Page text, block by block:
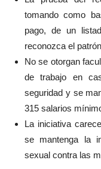
tomando como
pago, de un
reconozca el
No se otorgan
de trabajo en
seguridad y se
315 salarios
La iniciativa
se mantenga la
sexual contra las